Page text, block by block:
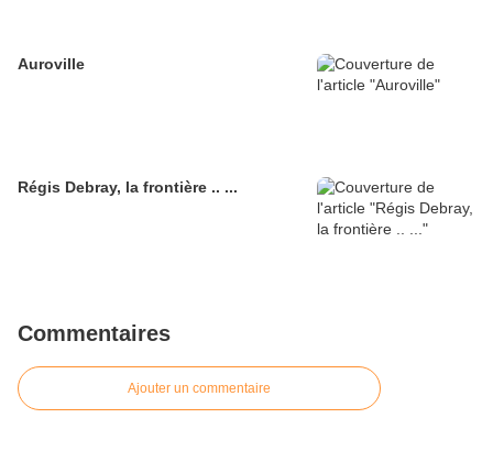
Auroville
Régis Debray, la frontière .. ...
Commentaires
Ajouter un commentaire